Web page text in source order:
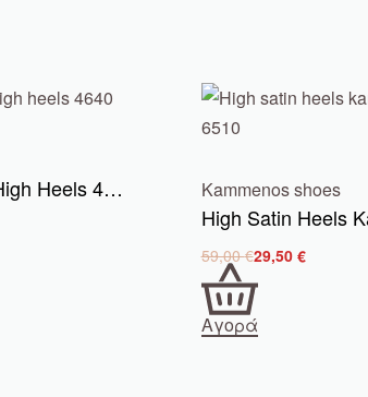
Women Platform High Heels 4640 Kammenos shoes
59,00€29,50 €
Αγορά